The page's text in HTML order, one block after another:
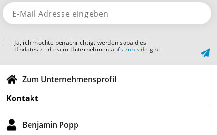
Ja, ich möchte benachrichtigt werden sobald es
Updates zu diesem Unternehmen aufazubis.de gibt.
Zum Unternehmensprofil
Kontakt
Benjamin Popp